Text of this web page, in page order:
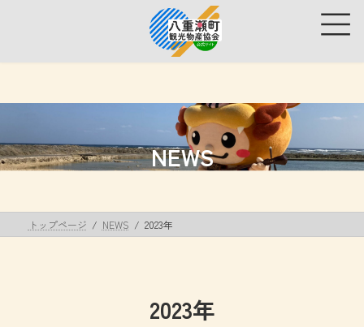
ス
プ
ン
動
NEWS
トップページ NEWS 2023年
2023年